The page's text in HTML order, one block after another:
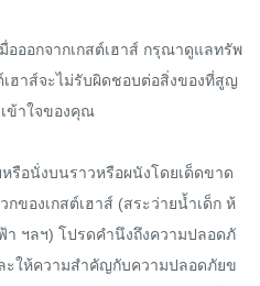
ออกจากเกสต์เฮาส์ กรุณาดูแลทรัพ
ฮาส์จะไม่รับผิดชอบต่อสิ่งของที่สูญ
ข้าใจของคุณ
รือนั่งบนราวหรือผนังโดยเด็ดขาด
ของเกสต์เฮาส์ (สระว่ายน้ำเด็ก ห้
า ฯลฯ) โปรดคำนึงถึงความปลอดภั
ะให้ความสำคัญกับความปลอดภัยข